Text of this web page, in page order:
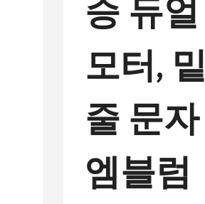
승 듀얼
모터, 밑
줄 문자
엠블럼